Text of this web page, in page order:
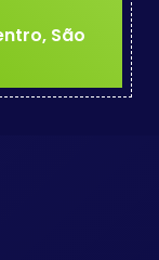
São